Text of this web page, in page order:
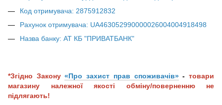
Код отримувача: 2875912832
Рахунок отримувача: UA463052990000026004004918498
Назва банку: АТ КБ "ПРИВАТБАНК"
*Згідно Закону «Про захист прав споживачів» - товари
магазину належної якості обміну/поверненню не
підлягають!